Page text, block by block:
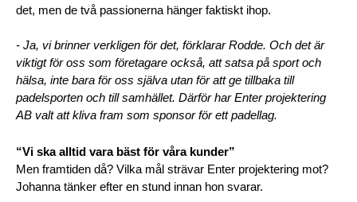
det, men de två passionerna hänger faktiskt ihop.
- Ja, vi brinner verkligen för det, förklarar Rodde. Och det är
viktigt för oss som företagare också, att satsa på sport och
hälsa, inte bara för oss själva utan för att ge tillbaka till
padelsporten och till samhället. Därför har Enter projektering
AB valt att kliva fram som sponsor för ett padellag.
“Vi ska alltid vara bäst för våra kunder”
Men framtiden då? Vilka mål strävar Enter projektering mot?
Johanna tänker efter en stund innan hon svarar.